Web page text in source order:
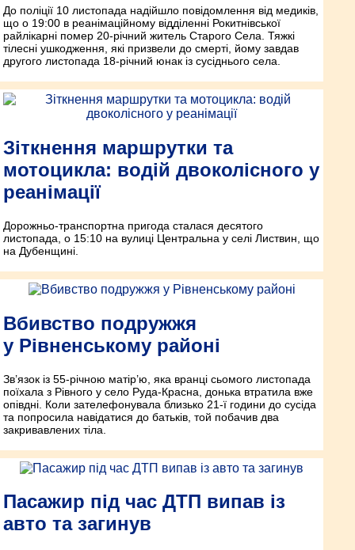
До поліції 10 листопада надійшло повідомлення від медиків,
що о 19:00 в реанімаційному відділенні Рокитнівської
райлікарні помер 20-річний житель Старого Села. Тяжкі
тілесні ушкодження, які призвели до смерті, йому завдав
другого листопада 18-річний юнак із сусіднього села.
Зіткнення маршрутки та
мотоцикла: водій двоколісного у
реанімації
Дорожньо-транспортна пригода сталася десятого
листопада, о 15:10 на вулиці Центральна у селі Листвин, що
на Дубенщині.
Вбивство подружжя
у Рівненському районі
Зв’язок із 55-річною матір’ю, яка вранці сьомого листопада
поїхала з Рівного у село Руда-Красна, донька втратила вже
опівдні. Коли зателефонувала близько 21-ї години до сусіда
та попросила навідатися до батьків, той побачив два
закривавлених тіла.
Пасажир під час ДТП випав із
авто та загинув